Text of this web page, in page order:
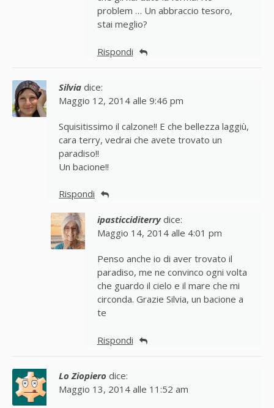
problem … Un abbraccio tesoro,
stai meglio?
Rispondi
Silvia dice:
Maggio 12, 2014 alle 9:46 pm
Squisitissimo il calzone!! E che bellezza laggiù,
cara terry, vedrai che avete trovato un
paradiso!!
Un bacione!!
Rispondi
ipasticciditerry dice:
Maggio 14, 2014 alle 4:01 pm
Penso anche io di aver trovato il
paradiso, me ne convinco ogni volta
che guardo il cielo e il mare che mi
circonda. Grazie Silvia, un bacione a
te
Rispondi
Lo Ziopiero dice:
Maggio 13, 2014 alle 11:52 am